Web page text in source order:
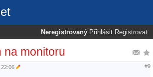
Neregistrovaný Přihlásit Registrovat
na monitoru
22:06 #9